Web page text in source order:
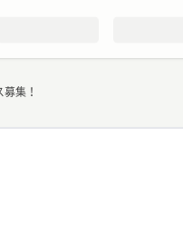
集！